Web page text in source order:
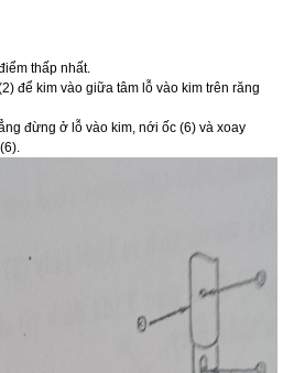
thấp nhất.
để kim vào giữa tâm lỗ vào kim trên răng
đừng ở lỗ vào kim, nới ốc (6) và xoay